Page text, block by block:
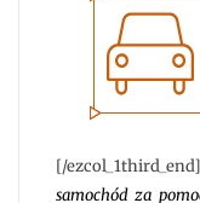
[/ezcol_1third_end]
samochód za